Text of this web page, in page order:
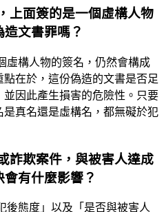
上面簽的是一個虛構人物
文書罪嗎？
虛構人物的簽名，仍然會構成
在於，這份偽造的文書是否足
因此產生損害的危險性。只要
真名還是虛構名，都無礙於犯
詐欺案件，與被害人達成
有什麼影響？
後態度」以及「是否與被害人